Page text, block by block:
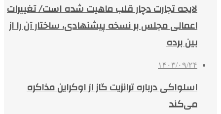
لایحه تجارت دچار قلب ماهیت شده است/ تغییرات
اعمالی مجلس بر نسخه پیشنهادی، ساختار آن را از
بین برده
۱۴۰۳/۰۹/۲۴
اسلواکی درباره ترانزیت گاز از اوکراین مذاکره
می‌کند